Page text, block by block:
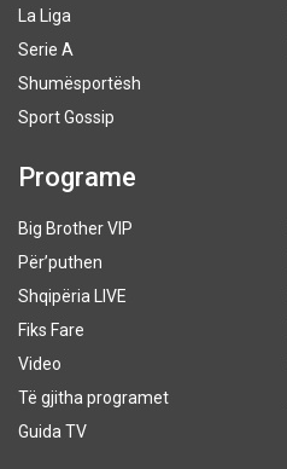
La Liga
Serie A
Shumësportësh
Sport Gossip
Programe
Big Brother VIP
Për’puthen
Shqipëria LIVE
Fiks Fare
Video
Të gjitha programet
Guida TV